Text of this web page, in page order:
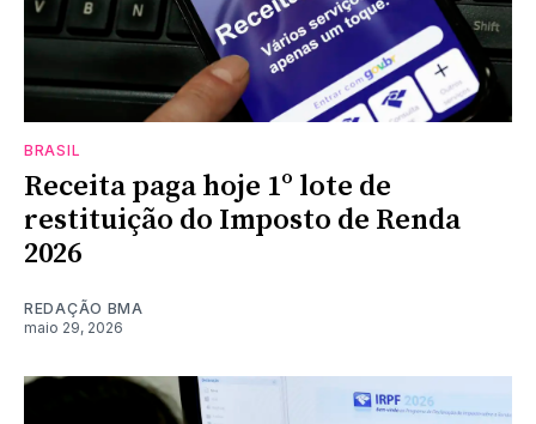
BRASIL
Receita paga hoje 1º lote de
restituição do Imposto de Renda
2026
REDAÇÃO BMA
maio 29, 2026